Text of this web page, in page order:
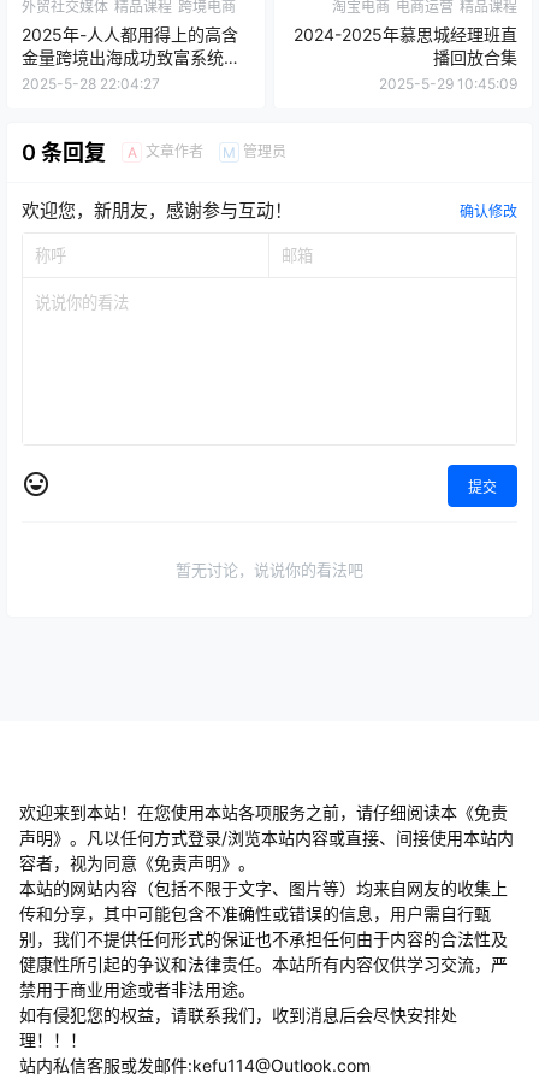
外贸社交媒体 精品课程 跨境电商
2025年-人人都用得上的高含
金量跨境出海成功致富系统课
程，手把手带你玩转全球财富
2025-5-28 22:04:27
淘宝电商 电商运营 精品课程
2024-2025年慕思城经理班直
播回放合集
2025-5-29 10:45:09
0 条回复 A 文章作者 M 管理员
欢迎您，新朋友，感谢参与互动！ 确认修改
提交
暂无讨论，说说你的看法吧
欢迎来到本站！在您使用本站各项服务之前，请仔细阅读本《免责
声明》。凡以任何方式登录/浏览本站内容或直接、间接使用本站内
容者，视为同意《免责声明》。
本站的网站内容（包括不限于文字、图片等）均来自网友的收集上
传和分享，其中可能包含不准确性或错误的信息，用户需自行甄
别，我们不提供任何形式的保证也不承担任何由于内容的合法性及
健康性所引起的争议和法律责任。本站所有内容仅供学习交流，严
禁用于商业用途或者非法用途。
​如有侵犯您的权益，请联系我们，收到消息后会尽快安排处
理！！！
站内私信客服或发邮件:kefu114@Outlook.com